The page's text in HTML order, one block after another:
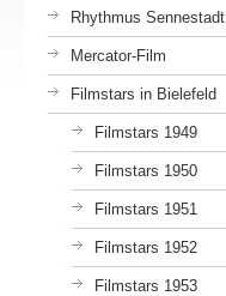
Rhythmus Sennestadt
Mercator-Film
Filmstars in Bielefeld
Filmstars 1949
Filmstars 1950
Filmstars 1951
Filmstars 1952
Filmstars 1953